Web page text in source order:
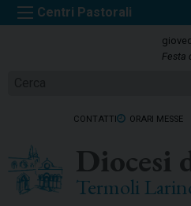
k
Festa
CONTATTI ORARI MESSE
Diocesi
Termoli